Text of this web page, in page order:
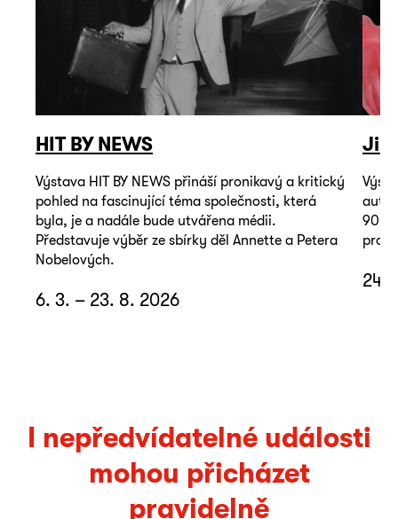
HIT BY NEWS
Výstava HIT BY NEWS přináší pronikavý a kritický
pohled na fascinující téma společnosti, která
byla, je a nadále bude utvářena médii.
Představuje výběr ze sbírky děl Annette a Petera
Nobelových.
6. 3. – 23. 8. 2026
Jiří
90.
24.
I nepředvídatelné události
mohou přicházet
pravidelně